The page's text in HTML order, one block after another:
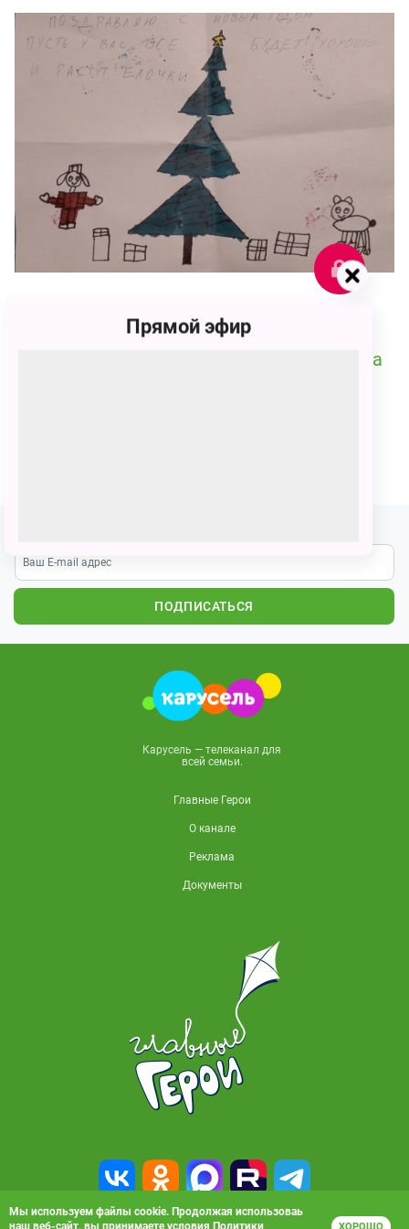
Ульяна Александровна Макковеева
ПОДПИСАТЬСЯ
Карусель — телеканал для
всей семьи.
Главные Герои
О канале
Реклама
Документы
Прямой эфир
Мы используем файлы cookie. Продолжая использоваь
наш веб-сайт, вы принимаете условия Политики ХОРОШО